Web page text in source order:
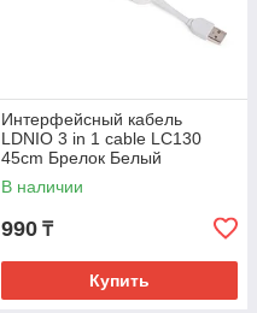
Интерфейсный кабель
LDNIO 3 in 1 cable LC130
45cm Брелок Белый
В наличии
990 ₸
Купить